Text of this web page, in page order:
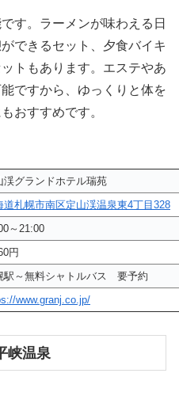
す。ラーメンが味わえる日
できるセット、夕食バイキ
トもあります。エステやあ
ですから、ゆっくりと体を
おすすめです。
渓グランドホテル瑞苑
道札幌市南区定山渓温泉東4丁目328
～21:00
円
駅～無料シャトルバス 要予約
www.granj.co.jp/
峡温泉